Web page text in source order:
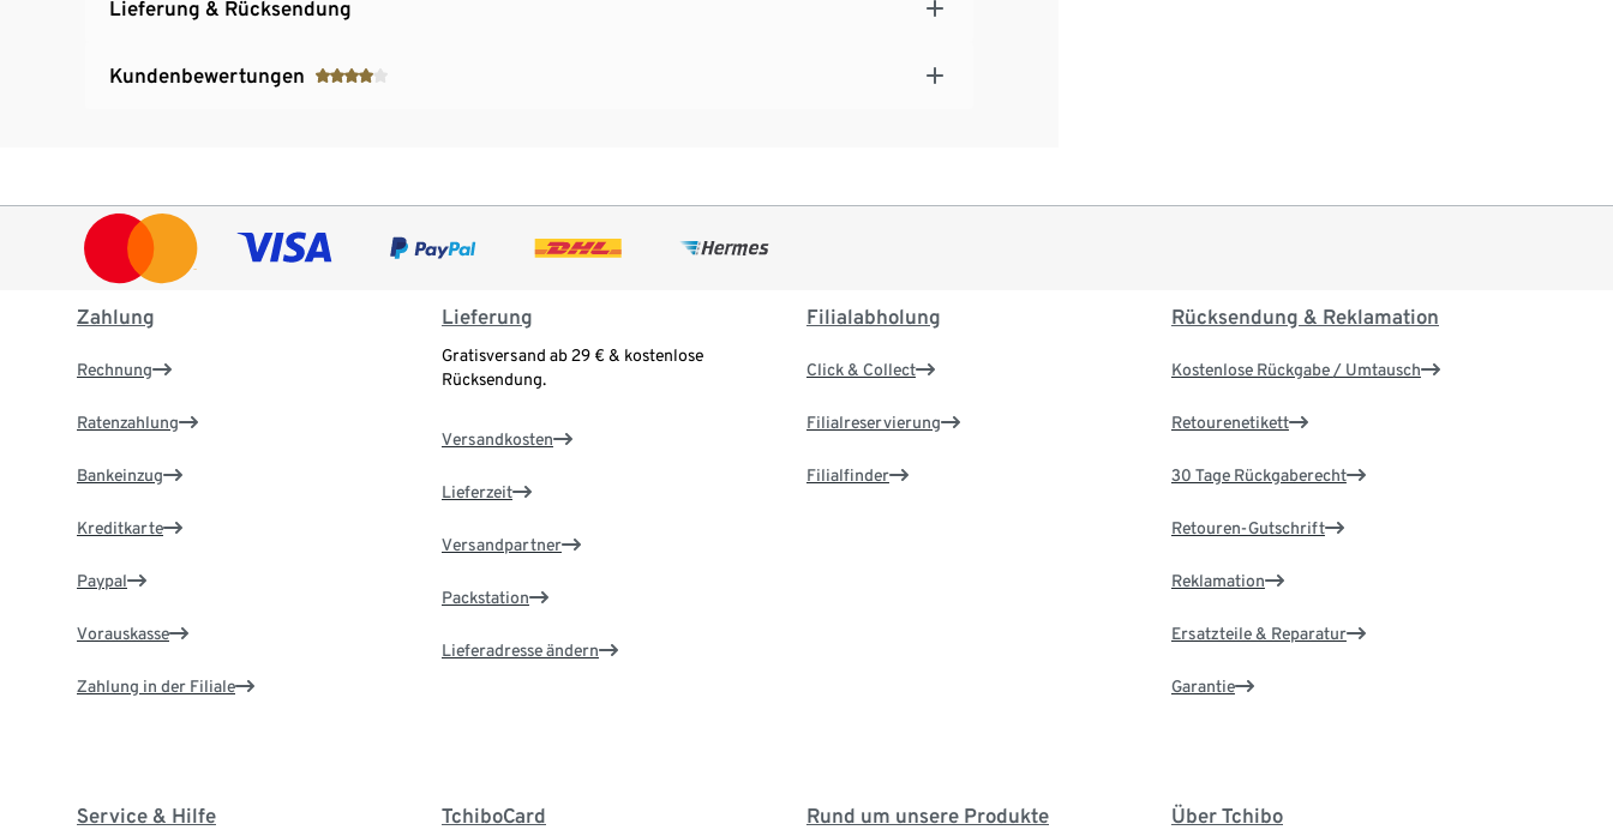
Lieferung & Rücksendung
Kundenbewertungen
Zahlung
Rechnung
Ratenzahlung
Bankeinzug
Kreditkarte
Paypal
Vorauskasse
Zahlung in der Filiale
Lieferung
Gratisversand ab 29 € & kostenlose
Rücksendung.
Versandkosten
Lieferzeit
Versandpartner
Packstation
Lieferadresse ändern
Filialabholung
Click & Collect
Filialreservierung
Filialfinder
Rücksendung & Reklamation
Kostenlose Rückgabe / Umtausch
Retourenetikett
30 Tage Rückgaberecht
Retouren-Gutschrift
Reklamation
Ersatzteile & Reparatur
Garantie
Service & Hilfe TchiboCard Rund um unsere Produkte Über Tchibo